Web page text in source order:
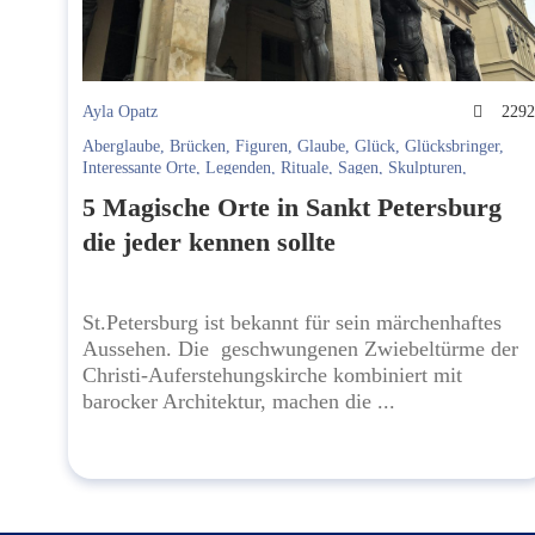
Ayla Opatz
2292
Aberglaube, Brücken, Figuren, Glaube, Glück, Glücksbringer,
Interessante Orte, Legenden, Rituale, Sagen, Skulpturen,
Wünsche
5 Magische Orte in Sankt Petersburg
die jeder kennen sollte
St.Petersburg ist bekannt für sein märchenhaftes
Aussehen. Die geschwungenen Zwiebeltürme der
Christi-Auferstehungskirche kombiniert mit
barocker Architektur, machen die ...